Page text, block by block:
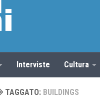
Interviste Cultura
TAGGATO: BUILDINGS